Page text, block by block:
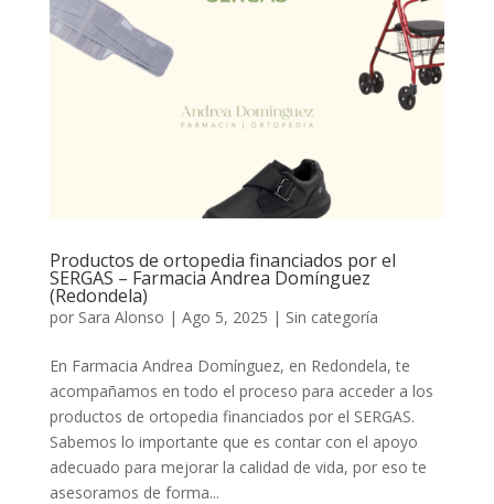
Productos de ortopedia financiados por el
SERGAS – Farmacia Andrea Domínguez
(Redondela)
por Sara Alonso | Ago 5, 2025 | Sin categoría
En Farmacia Andrea Domínguez, en Redondela, te
acompañamos en todo el proceso para acceder a los
productos de ortopedia financiados por el SERGAS.
Sabemos lo importante que es contar con el apoyo
adecuado para mejorar la calidad de vida, por eso te
asesoramos de forma...